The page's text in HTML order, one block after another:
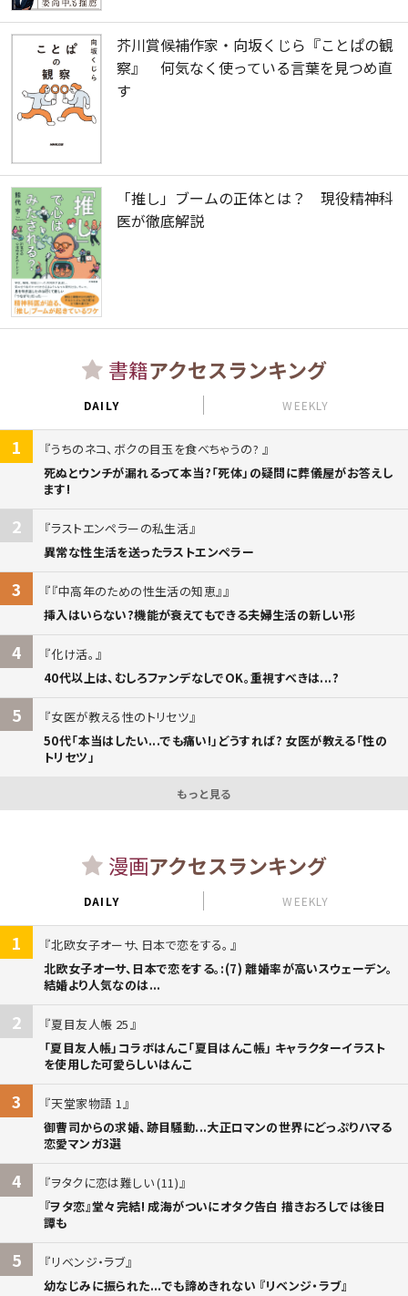
芥川賞候補作家・向坂くじら『ことぱの観
察』 何気なく使っている言葉を見つめ直
す
「推し」ブームの正体とは？ 現役精神科
医が徹底解説
書籍アクセスランキング
DAILY WEEKLY
1
うちのネコ、ボクの目玉を食べちゃうの?
死ぬとウンチが漏れるって本当?「死体」の疑問に葬儀屋がお答えし
ます!
2
ラストエンペラーの私生活
異常な性生活を送ったラストエンペラー
3
『中高年のための性生活の知恵』
挿入はいらない?機能が衰えてもできる夫婦生活の新しい形
4
化け活。
40代以上は、むしろファンデなしでOK。重視すべきは...?
5
女医が教える性のトリセツ
50代「本当はしたい...でも痛い!」どうすれば? 女医が教える「性の
トリセツ」
もっと見る
漫画アクセスランキング
DAILY WEEKLY
1
北欧女子オーサ、日本で恋をする。
北欧女子オーサ、日本で恋をする。:(7) 離婚率が高いスウェーデン。
結婚より人気なのは...
2
夏目友人帳 25
「夏目友人帳」コラボはんこ「夏目はんこ帳」 キャラクターイラスト
を使用した可愛らしいはんこ
3
天堂家物語 1
御曹司からの求婚、跡目騒動...大正ロマンの世界にどっぷりハマる
恋愛マンガ3選
4
ヲタクに恋は難しい (11)
『ヲタ恋』堂々完結! 成海がついにオタク告白 描きおろしでは後日
譚も
5
リベンジ・ラブ
幼なじみに振られた...でも諦めきれない 『リベンジ・ラブ』